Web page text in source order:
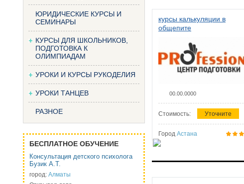
ЮРИДИЧЕСКИЕ КУРСЫ И
СЕМИНАРЫ
КУРСЫ ДЛЯ ШКОЛЬНИКОВ,
ПОДГОТОВКА К
ОЛИМПИАДАМ
УРОКИ И КУРСЫ РУКОДЕЛИЯ
УРОКИ ТАНЦЕВ
РАЗНОЕ
БЕСПЛАТНОЕ ОБУЧЕНИЕ
Консультация детского психолога
Бузик А.Т.
город: Алматы
курсы калькуляции в
общепите
00.00.0000
Стоимость: Уточните
Город Астана